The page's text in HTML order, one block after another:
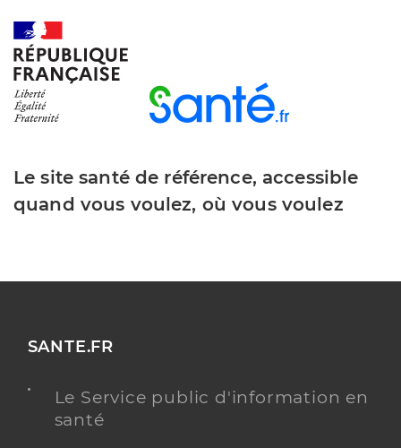
Le site santé de référence, accessible
quand vous voulez, où vous voulez
SANTE.FR
Le Service public d'information en
santé